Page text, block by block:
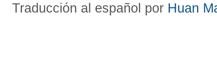
Traducción al español por Huan